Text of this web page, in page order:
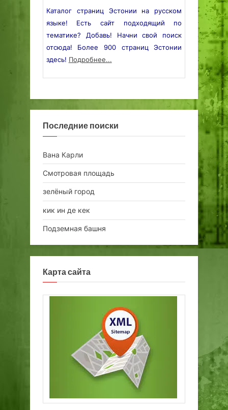
Каталог страниц Эстонии на русском
языке! Есть сайт подходящий по
тематике? Добавь! Начни свой поиск
отсюда! Более 900 страниц Эстонии
здесь! Подробнее...
Последние поиски
Вана Карли
Смотровая площадь
зелёный город
кик ин де кек
Подземная башня
Карта сайта